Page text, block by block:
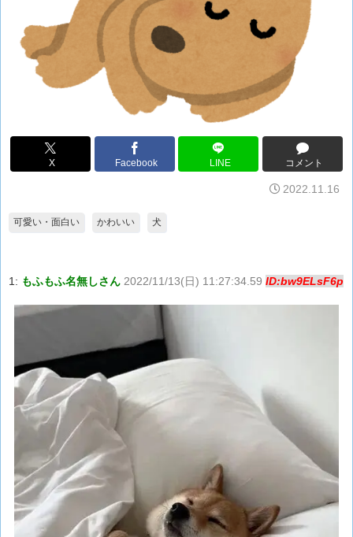
X Facebook LINE コメント
2022.11.16
可愛い・面白い かわいい 犬
1: もふもふ名無しさん 2022/11/13(日) 11:27:34.59 ID:bw9ELsF6p